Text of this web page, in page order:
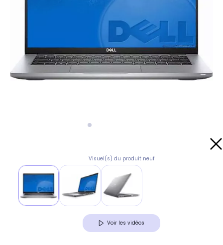
Visuel(s) du produit neuf
Voir les vidéos